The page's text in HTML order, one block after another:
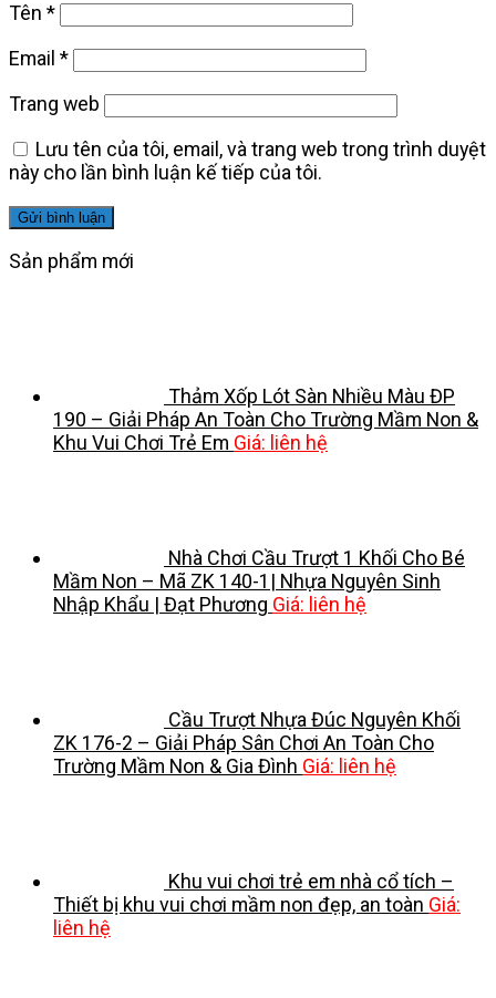
Tên *
Email *
Trang web
Lưu tên của tôi, email, và trang web trong trình duyệt
này cho lần bình luận kế tiếp của tôi.
Sản phẩm mới
Thảm Xốp Lót Sàn Nhiều Màu ĐP
190 – Giải Pháp An Toàn Cho Trường Mầm Non &
Khu Vui Chơi Trẻ Em Giá: liên hệ
Nhà Chơi Cầu Trượt 1 Khối Cho Bé
Mầm Non – Mã ZK 140-1| Nhựa Nguyên Sinh
Nhập Khẩu | Đạt Phương Giá: liên hệ
Cầu Trượt Nhựa Đúc Nguyên Khối
ZK 176-2 – Giải Pháp Sân Chơi An Toàn Cho
Trường Mầm Non & Gia Đình Giá: liên hệ
Khu vui chơi trẻ em nhà cổ tích –
Thiết bị khu vui chơi mầm non đẹp, an toàn Giá:
liên hệ